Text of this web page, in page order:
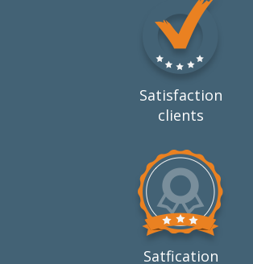
Satisfaction
clients
Satfication